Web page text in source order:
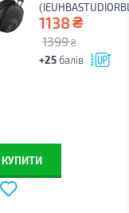
1138₴
1399 ₴
+25 балів
КУПИТИ